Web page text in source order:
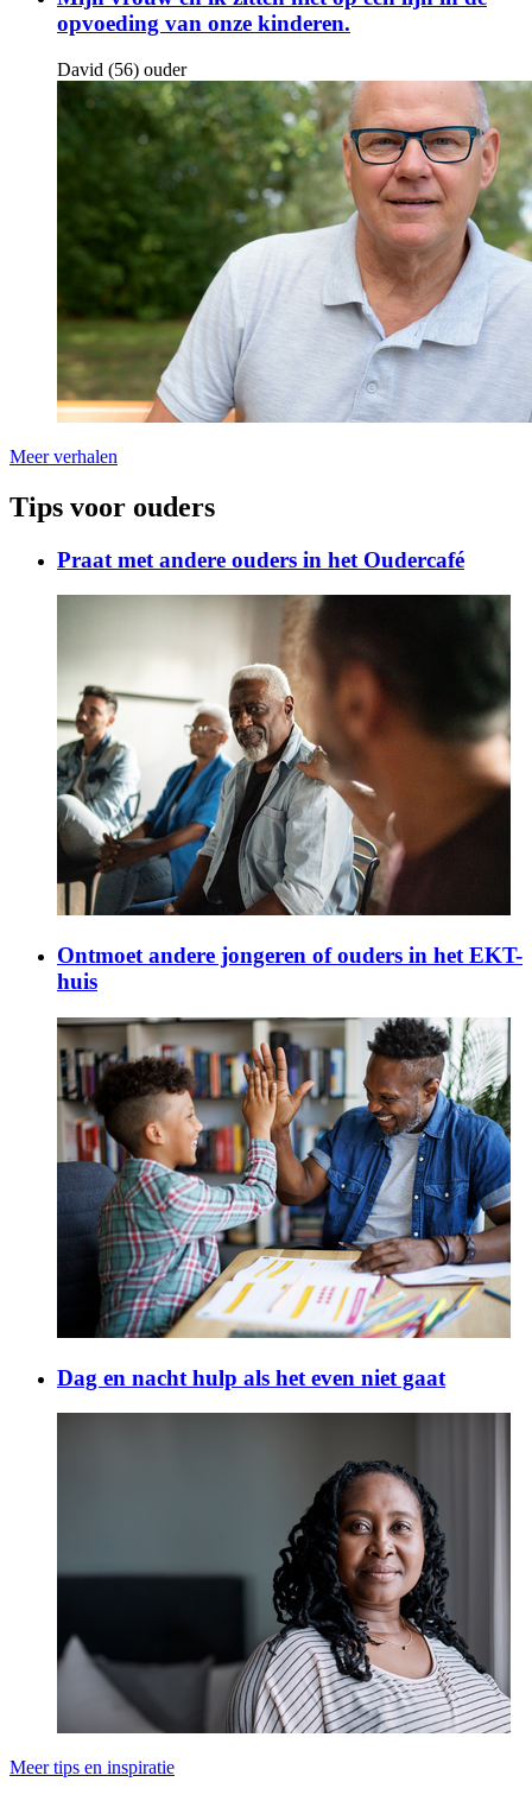
opvoeding van onze kinderen.
David (56) ouder
Meer verhalen
Tips voor ouders
Praat met andere ouders in het Oudercafé
Ontmoet andere jongeren of ouders in het EKT-
huis
Dag en nacht hulp als het even niet gaat
Meer tips en inspiratie